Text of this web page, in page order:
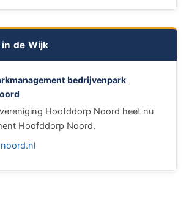
de Wijk
bedrijvenpark
Hoofddorp Noord heet nu
Hoofddorp Noord.